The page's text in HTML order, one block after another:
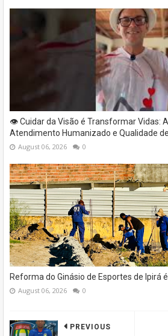
👁️ Cuidar da Visão é Transformar Vidas:
Atendimento Humanizado e Qualidade
August 06, 2026 0
Reforma do Ginásio de Esportes de Ipirá
August 06, 2026 0
PREVIOUS